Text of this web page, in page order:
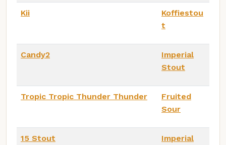
Kii
Koffiestou
t
Candy2
Imperial
Stout
Tropic Tropic Thunder Thunder
Fruited
Sour
15 Stout
Imperial